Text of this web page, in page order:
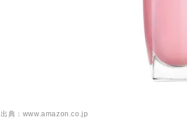
出典：www.amazon.co.jp